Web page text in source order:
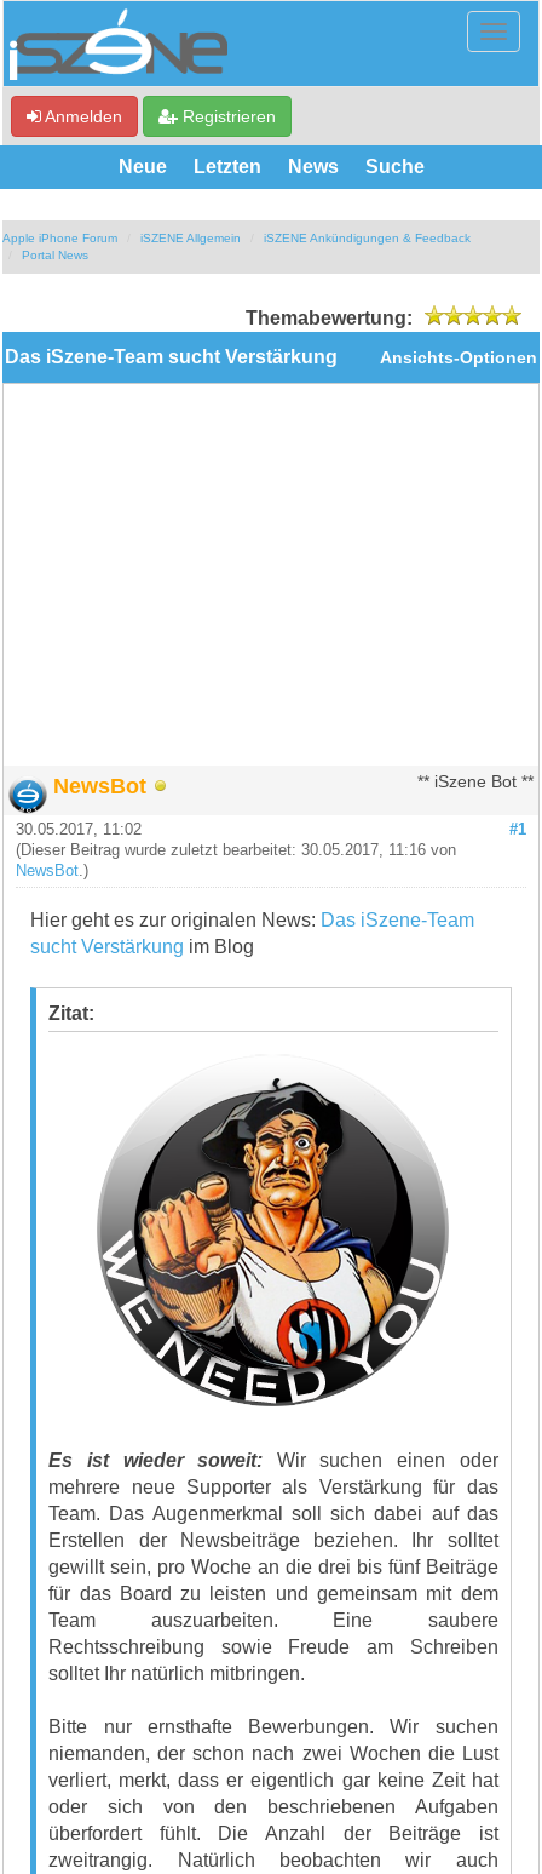
Anmelden Registrieren
Neue Letzten News Suche
Apple iPhone Forum iSZENE Allgemein
iSZENE Ankündigungen & Feedback
Portal News
Themabewertung:
Ansichts-Optionen
Das iSzene-Team sucht Verstärkung
NewsBot ** iSzene Bot **
#1
30.05.2017, 11:02
(Dieser Beitrag wurde zuletzt bearbeitet: 30.05.2017, 11:16 von
NewsBot .)
Hier geht es zur originalen News: Das iSzene-Team
sucht Verstärkung im Blog
Zitat:
Es ist wieder soweit: Wir suchen einen oder
mehrere neue Supporter als Verstärkung für das
Team. Das Augenmerkmal soll sich dabei auf das
Erstellen der Newsbeiträge beziehen. Ihr solltet
gewillt sein, pro Woche an die drei bis fünf Beiträge
für das Board zu leisten und gemeinsam mit dem
Team auszuarbeiten. Eine saubere
Rechtsschreibung sowie Freude am Schreiben
solltet Ihr natürlich mitbringen.
Bitte nur ernsthafte Bewerbungen. Wir suchen
niemanden, der schon nach zwei Wochen die Lust
verliert, merkt, dass er eigentlich gar keine Zeit hat
oder sich von den beschriebenen Aufgaben
überfordert fühlt. Die Anzahl der Beiträge ist
zweitrangig. Natürlich beobachten wir auch